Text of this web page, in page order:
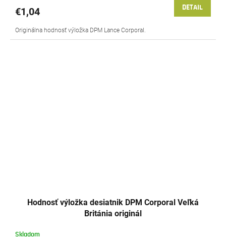
€1,04 DETAIL
Originálna hodnosť výložka DPM Lance Corporal.
Hodnosť výložka desiatnik DPM Corporal Veľká
Británia originál
Skladom